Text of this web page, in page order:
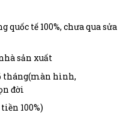
quốc tế 100%, chưa qua sửa
sản xuất
tháng(màn hình,
đời
100%)